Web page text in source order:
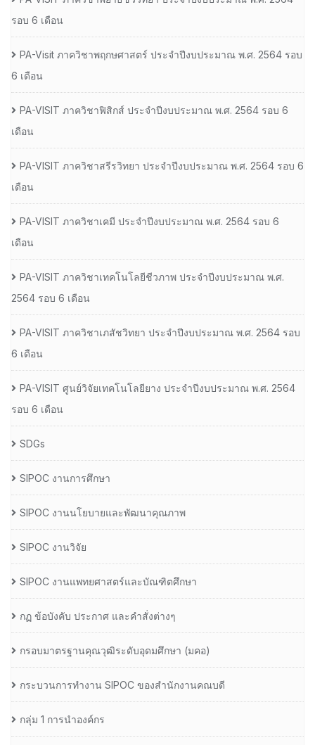
รอบ 6 เดือน
PA-Visit ภาควิชาพฤกษศาสตร์ ประจำปีงบประมาณ พ.ศ. 2564 รอบ
6 เดือน
PA-VISIT ภาควิชาฟิสิกส์ ประจำปีงบประมาณ พ.ศ. 2564 รอบ 6
เดือน
PA-VISIT ภาควิชาสรีรวิทยา ประจำปีงบประมาณ พ.ศ. 2564 รอบ 6
เดือน
PA-VISIT ภาควิชาเคมี ประจำปีงบประมาณ พ.ศ. 2564 รอบ 6
เดือน
PA-VISIT ภาควิชาเทคโนโลยีชีวภาพ ประจำปีงบประมาณ พ.ศ.
2564 รอบ 6 เดือน
PA-VISIT ภาควิชาเภสัชวิทยา ประจำปีงบประมาณ พ.ศ. 2564 รอบ
6 เดือน
PA-VISIT ศูนย์วิจัยเทคโนโลยียาง ประจำปีงบประมาณ พ.ศ. 2564
รอบ 6 เดือน
SDGs
SIPOC งานการศึกษา
SIPOC งานนโยบายและพัฒนาคุณภาพ
SIPOC งานวิจัย
SIPOC งานแพทยศาสตร์และบัณฑิตศึกษา
กฏ ข้อบังคับ ประกาศ และคำสั่งต่างๆ
กรอบมาตรฐานคุณวุฒิระดับอุดมศึกษา (มคอ)
กระบวนการทำงาน SIPOC ของสำนักงานคณบดี
กลุ่ม 1 การนำองค์กร